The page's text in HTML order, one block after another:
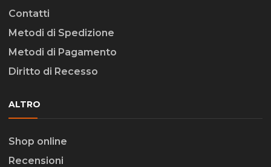
Contatti
Metodi di Spedizione
Metodi di Pagamento
Diritto di Recesso
ALTRO
Shop online
Recensioni